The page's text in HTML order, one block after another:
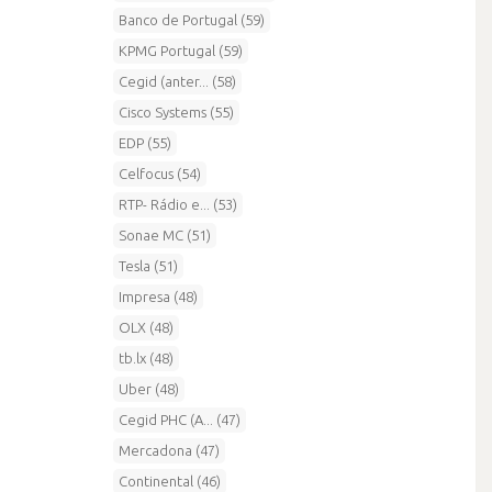
Banco de Portugal (59)
KPMG Portugal (59)
Cegid (anter... (58)
Cisco Systems (55)
EDP (55)
Celfocus (54)
RTP- Rádio e... (53)
Sonae MC (51)
Tesla (51)
Impresa (48)
OLX (48)
tb.lx (48)
Uber (48)
Cegid PHC (A... (47)
Mercadona (47)
Continental (46)